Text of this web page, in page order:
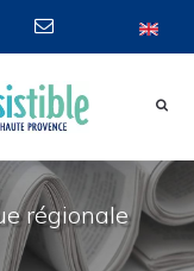
régionale